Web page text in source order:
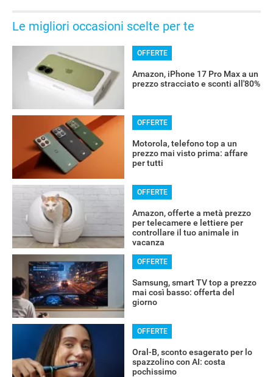
Le migliori occasioni scelte per te
OFFERTE
Amazon, iPhone 17 Pro Max a un
prezzo stracciato e sconti all'80%
OFFERTE
Motorola, telefono top a un
prezzo mai visto prima: affare
per tutti
OFFERTE
Amazon, offerte a metà prezzo
per telecamere e lettiere per
controllare il tuo animale in
vacanza
OFFERTE
Samsung, smart TV top a prezzo
mai così basso: offerta del
giorno
OFFERTE
Oral-B, sconto esagerato per lo
spazzolino con AI: costa
pochissimo